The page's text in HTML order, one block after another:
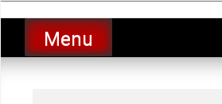
to
contentLucio
luciolopezgp
Menu